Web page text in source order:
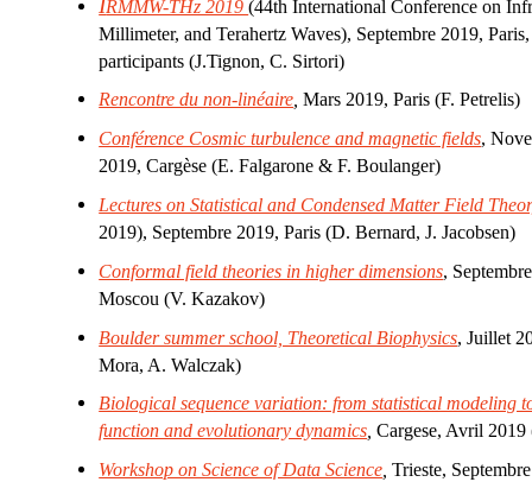
RMMW-THz 2019(44th International Conference on
Millimeter, and Terahertz Waves), Septembre 2019,
participants (J.Tignon, C. Sirtori)
Rencontre du non-linéaire ,Mars 2019, Paris (F. Petrelis)
Conférence Cosmic turbulence and magnetic fields,
2019, Cargèse (E. Falgarone & F. Boulanger)
Lectures on Statistical and Condensed Matter Field
2019), Septembre 2019, Paris (D. Bernard, J. Jacobsen)
Conformal field theories in higher dimensions,
Moscou (V. Kazakov)
Boulder summer school, Theoretical Biophysics, Juillet
Mora, A. Walczak)
Biological sequence variation: from statistical modeling
function and evolutionary dynamics ,Cargese, Avril
Workshop on Science of Data Science ,Trieste,